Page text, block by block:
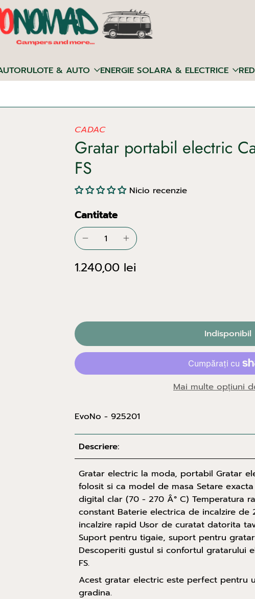
& AUTO ENERGIE SOLARA & ELECTRICE
CADAC
Gratar portabil electric
FS
Nicio recenzie
Cantitate
1.240,00 lei
Indisponibil
Mai multe opțiuni
EvoNo - 925201
Descriere:
Gratar electric la moda, portabil Gratar
folosit si ca model de masa Setare
digital clar (70 - 270 Â° C) Temperatura
constant Baterie electrica de incalzire
incalzire rapid Usor de curatat datorita
Suport pentru tigaie, suport pentru
Descoperiti gustul si confortul gratarului
FS.
Acest gratar electric este perfect pentru
gradina.